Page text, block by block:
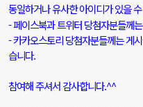
동일하거나 유사한 아이디가 있을
- 페이스북과 트위터 당첨자분들께
- 카카오스토리 당첨자분들께는 게
습니다.
참여해 주셔서 감사합니다.^^